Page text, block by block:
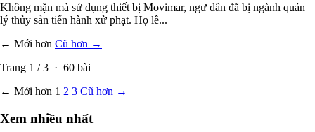
Không mặn mà sử dụng thiết bị Movimar, ngư dân đã bị ngành quản
lý thủy sản tiến hành xử phạt. Họ lê...
← Mới hơn Cũ hơn →
Trang 1 /3 · 60 bài
← Mới hơn 1 2 3 Cũ hơn →
Xem nhiều nhất